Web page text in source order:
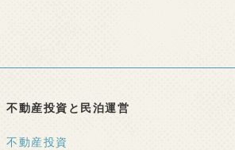
不動産投資と民泊運営
不動産投資